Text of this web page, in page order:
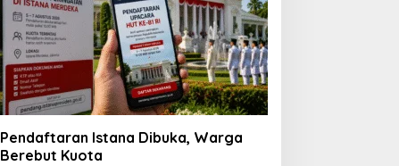
Pendaftaran Istana Dibuka, Warga
Berebut Kuota